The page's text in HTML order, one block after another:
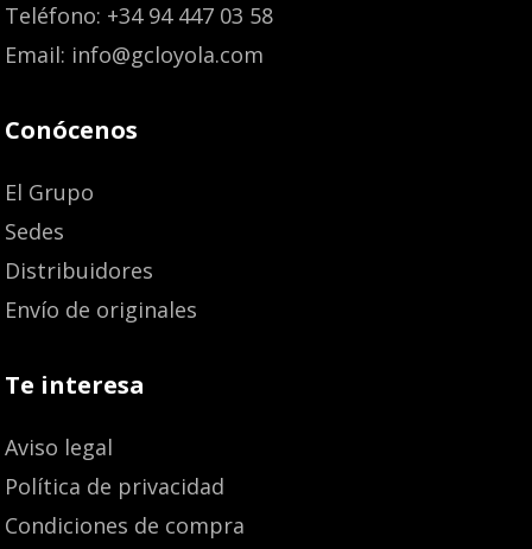
Teléfono: +34 94 447 03 58
Email: info@gcloyola.com
Conócenos
El Grupo
Sedes
Distribuidores
Envío de originales
Te interesa
Aviso legal
Política de privacidad
Condiciones de compra